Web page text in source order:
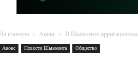
На главную Анонс В Шымкенте
Анонс Новости Шымкента Общество